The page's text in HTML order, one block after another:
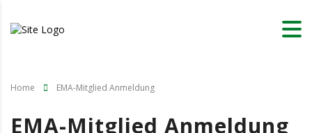
Home EMA-Mitglied Anmeldung
EMA-Mitglied Anmeldung